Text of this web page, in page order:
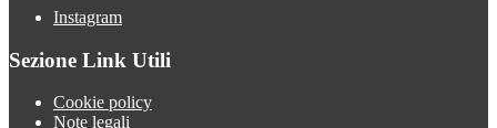
Instagram
Sezione Link Utili
Cookie policy
Note legali